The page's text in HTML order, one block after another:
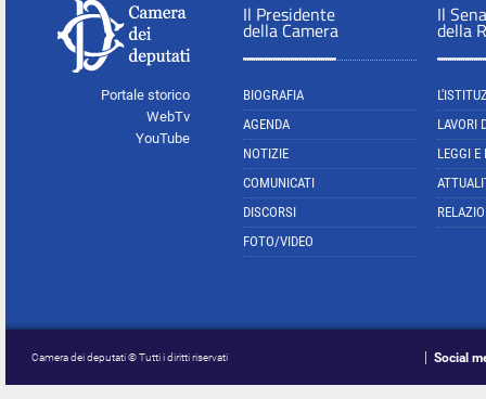
Portale storico
WebTv
YouTube
Il Presidente
della Camera
BIOGRAFIA
AGENDA
NOTIZIE
COMUNICATI
DISCORSI
FOTO/VIDEO
Il
della
LAVORI
LEGGI E
Camera dei deputati © Tutti i diritti riservati Social